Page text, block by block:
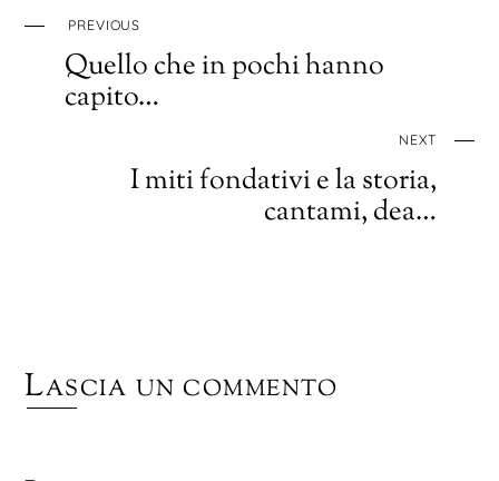
PREVIOUS
Quello che in pochi hanno
capito…
NEXT
I miti fondativi e la storia,
cantami, dea…
Lascia un commento